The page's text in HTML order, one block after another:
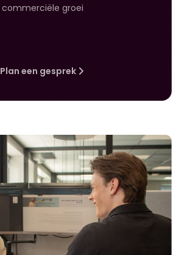
commerciële groei
Plan een gesprek